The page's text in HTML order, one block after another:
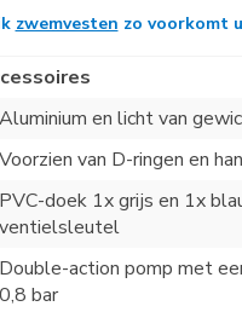
zwemvesten zo voorkomt
Aluminium en licht van
Voorzien van D-ringen en
PVC-doek 1x grijs en 1x
ventielsleutel
Double-action pomp met
0,8 bar